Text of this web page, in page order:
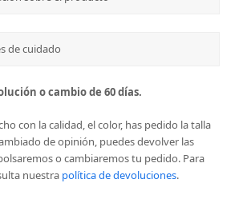
de cuidado
o cambio de 60 días.
con la calidad, el color, has pedido la talla
de opinión, puedes devolver las
o cambiaremos tu pedido. Para
nuestra política de devoluciones.